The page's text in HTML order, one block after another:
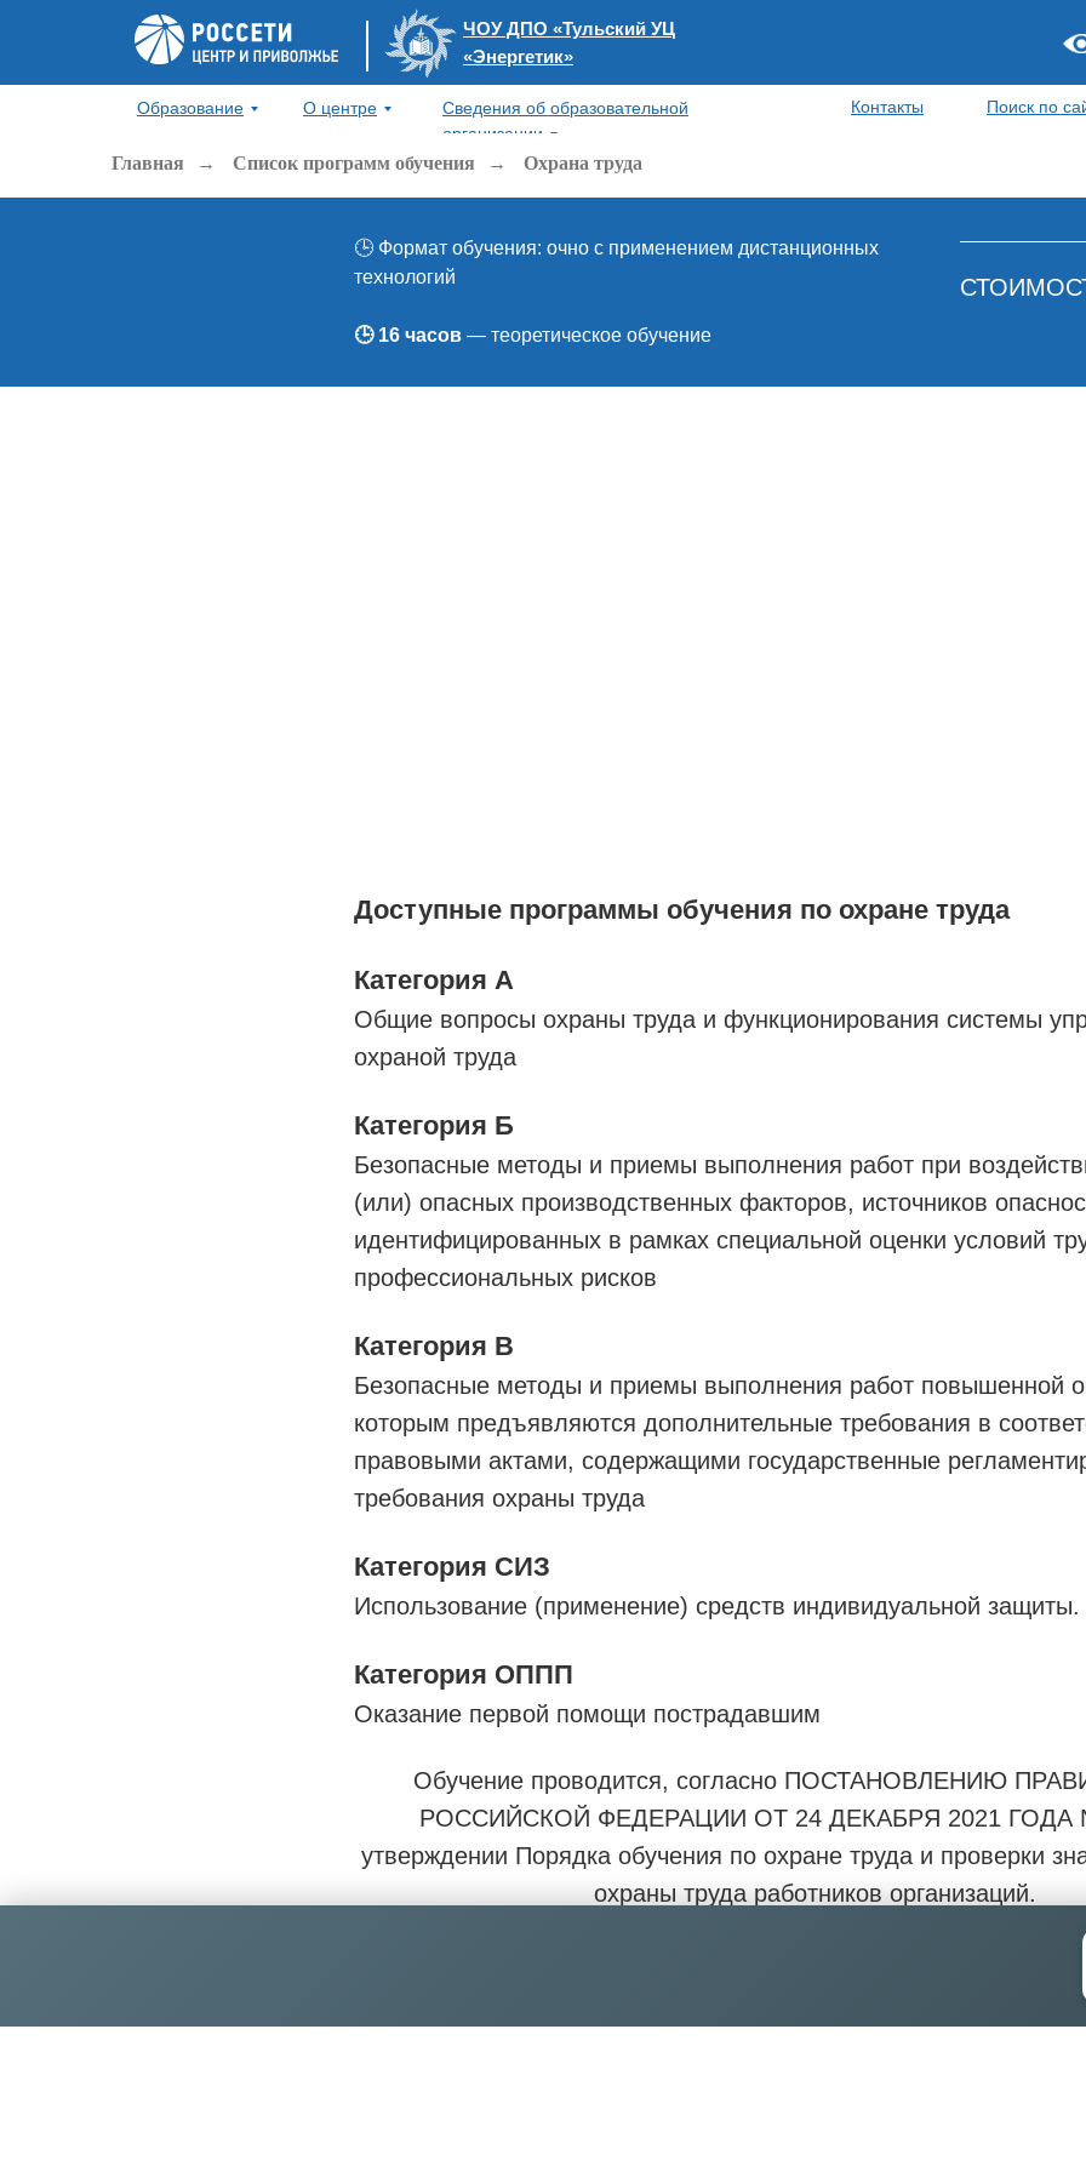
ЧОУ ДПО «Тульский УЦ
«Энергетик»
Контакты
Образование О центре
Сведения об образовательной
организации
Поиск по
Главная → Список программ обучения → Охрана труда
🕒 Формат обучения: очно с применением дистанционных
технологий
🕒 16 часов — теоретическое обучение
Доступные программы обучения по охране труда
Категория А
Общие вопросы охраны труда и функционирования системы
охраной труда
Категория Б
Безопасные методы и приемы выполнения работ при
(или) опасных производственных факторов, источников
идентифицированных в рамках специальной оценки условий
профессиональных рисков
Категория В
Безопасные методы и приемы выполнения работ повышенной
которым предъявляются дополнительные требования в
правовыми актами, содержащими государственные
требования охраны труда
Категория СИЗ
Использование (применение) средств индивидуальной защиты.
Категория ОППП
Оказание первой помощи пострадавшим
Обучение проводится, согласно ПОСТАНОВЛЕНИЮ
РОССИЙСКОЙ ФЕДЕРАЦИИ ОТ 24 ДЕКАБРЯ 2021 ГОДА
утверждении Порядка обучения по охране труда и проверки
охраны труда работников организаций.